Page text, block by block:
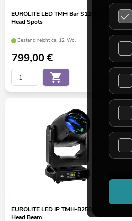
EUROLITE LED TMH Bar S120 Moving-
Head Spots
Bestand reicht ca. 12 Wo.
799,00€
EUROLITE LED IP TMH-B250 Moving-
Head Beam